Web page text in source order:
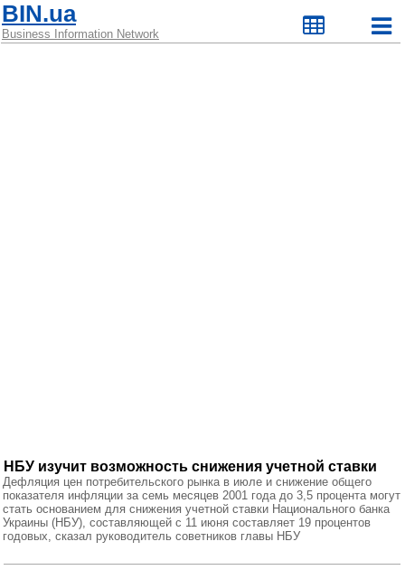
BIN.ua
Business Information Network
НБУ изучит возможность снижения учетной ставки
Дефляция цен потребительского рынка в июле и снижение общего
показателя инфляции за семь месяцев 2001 года до 3,5 процента могут
стать основанием для снижения учетной ставки Национального банка
Украины (НБУ), составляющей с 11 июня составляет 19 процентов
годовых, сказал руководитель советников главы НБУ